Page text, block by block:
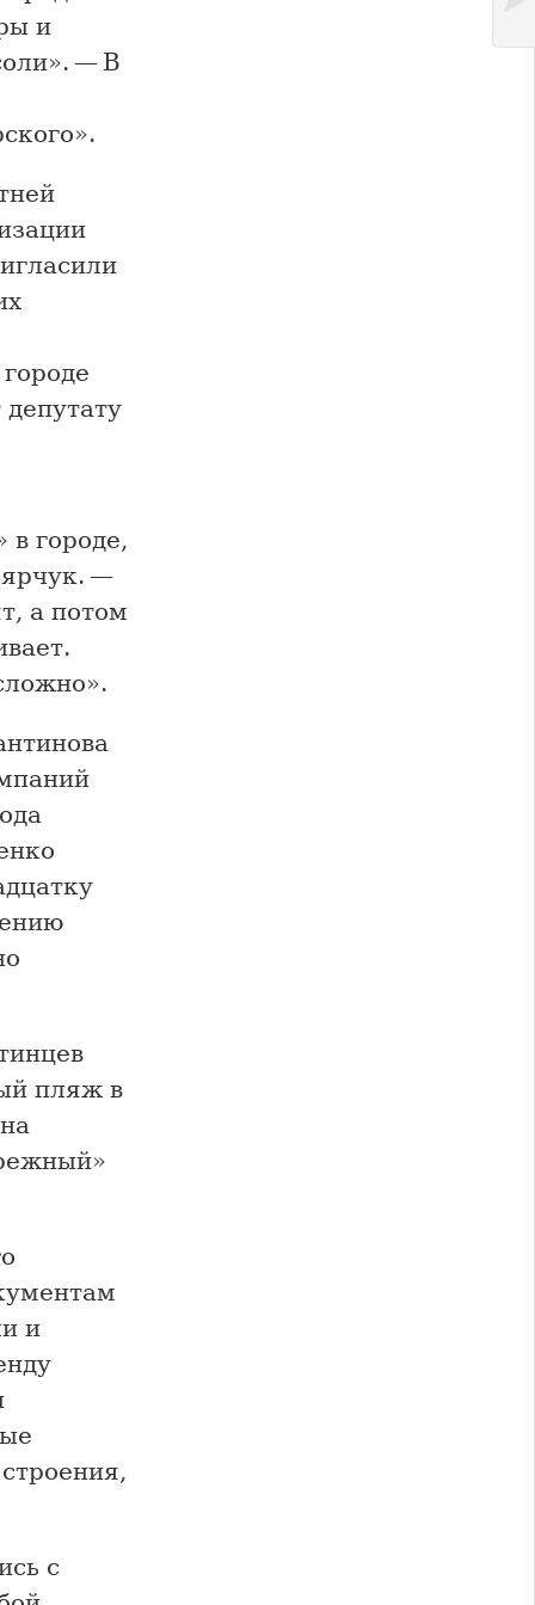
и
— В
в городе,
—
а потом
пляж в
и
с